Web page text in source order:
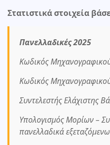
Στατιστικά στοιχεία
Πανελλαδικές 2025
Κωδικός
Κωδικός
Συντελεστής Ελάχιστης
Υπολογισμός Μορίων –
πανελλαδικά